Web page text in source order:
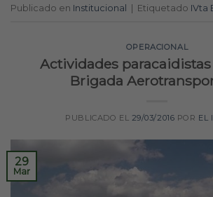
Publicado en Institucional Etiquetado IVta
OPERACIONAL
Actividades paracaidistas
Brigada
PUBLICADO EL 29/03/2016 POR EL
29
Mar